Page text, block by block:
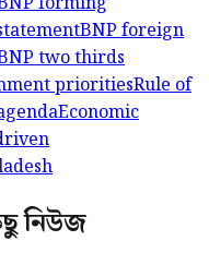
BNP foreign
two thirds
prioritiesRule of
Economic
নিউজ